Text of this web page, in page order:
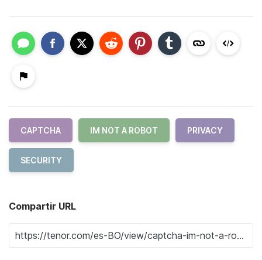
CAPTCHA IM NOT A ROBOT PRIVACY
SECURITY
Compartir URL